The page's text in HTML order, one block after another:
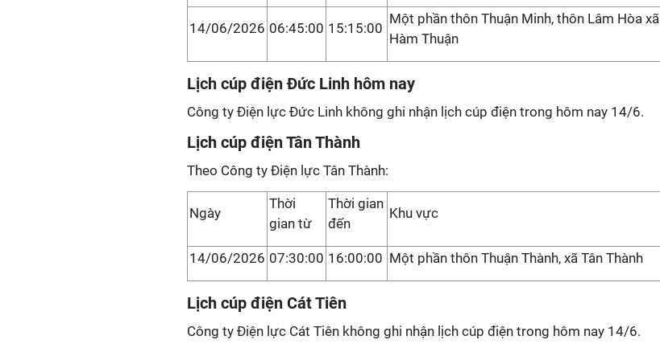
14/06/2026 06:45:00 15:15:00
Một phần thôn Thuận Minh, thôn Lâm Hòa xã
Hàm Thuận
Lịch cúp điện Đức Linh hôm nay
Công ty Điện lực Đức Linh không ghi nhận lịch cúp điện trong hôm nay 14/6.
Lịch cúp điện Tân Thành
Theo Công ty Điện lực Tân Thành:
Ngày
Thời
gian từ
Thời gian
đến
Khu vực
14/06/2026 07:30:00 16:00:00 Một phần thôn Thuận Thành, xã Tân Thành
Lịch cúp điện Cát Tiên
Công ty Điện lực Cát Tiên không ghi nhận lịch cúp điện trong hôm nay 14/6.